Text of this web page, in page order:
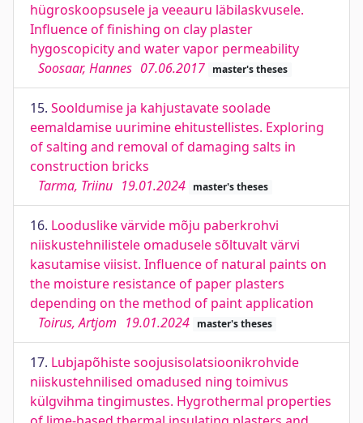
hügroskoopsusele ja veeauru läbilaskvusele.
Influence of finishing on clay plaster
hygoscopicity and water vapor permeability
Soosaar, Hannes 07.06.2017 master's theses
15. Sooldumise ja kahjustavate soolade
eemaldamise uurimine ehitustellistes. Exploring
of salting and removal of damaging salts in
construction bricks
Tarma, Triinu 19.01.2024 master's theses
16. Looduslike värvide mõju paberkrohvi
niiskustehnilistele omadusele sõltuvalt värvi
kasutamise viisist. Influence of natural paints on
the moisture resistance of paper plasters
depending on the method of paint application
Toirus, Artjom 19.01.2024 master's theses
17. Lubjapõhiste soojusisolatsioonikrohvide
niiskustehnilised omadused ning toimivus
külgvihma tingimustes. Hygrothermal properties